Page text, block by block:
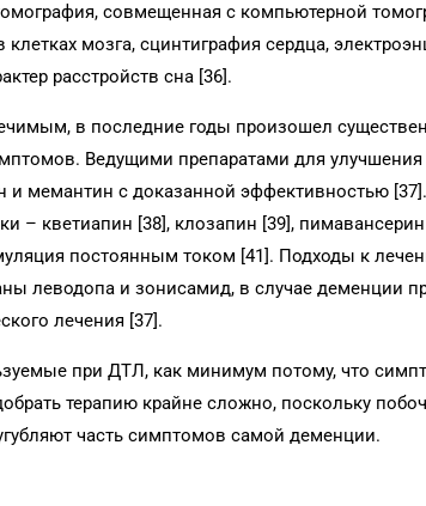
совмещенная с компьютерной
мозга, сцинтиграфия сердца,
расстройств сна [36].
в последние годы произошел
Ведущими препаратами для
мемантин с доказанной эффективностью
– кветиапин [38], клозапин [39], пимавансерин
постоянным током [41]. Подходы к
леводопа и зонисамид, в случае деменции
лечения [37].
при ДТЛ, как минимум потому, что
терапию крайне сложно, поскольку
часть симптомов самой деменции.